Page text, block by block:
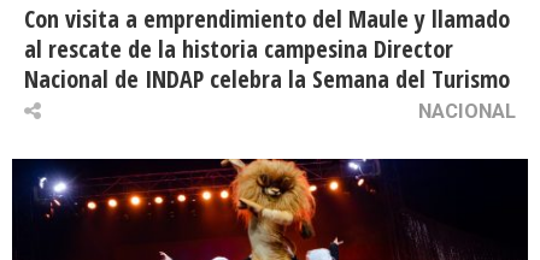
Con visita a emprendimiento del Maule y llamado
al rescate de la historia campesina Director
Nacional de INDAP celebra la Semana del Turismo
NACIONAL